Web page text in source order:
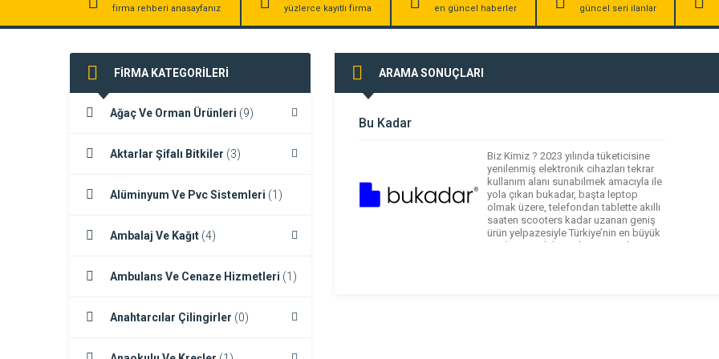
firma rehberi anasayfanız yüzlerce kayıtlı firma en güncel haberler güncel seri ilanlar
FİRMA KATEGORİLERİ
Ağaç Ve Orman Ürünleri (9)
Aktarlar Şifalı Bitkiler (3)
Alüminyum Ve Pvc Sistemleri (1)
Ambalaj Ve Kağıt (4)
Ambulans Ve Cenaze Hizmetleri (1)
Anahtarcılar Çilingirler (0)
ARAMA SONUÇLARI
Bu Kadar
Biz Kimiz ? 2023 yılında tüketicisine
yenilenmiş elektronik cihazları tekrar
kullanım alanı sunabilmek amacıyla ile
yola çıkan bukadar, başta leptop
olmak üzere, telefondan tablette akıllı
saaten scooters kadar uzanan geniş
ürün yelpazesiyle Türkiye’nin en büyük
yenilenmiş elektronik ürün marketi